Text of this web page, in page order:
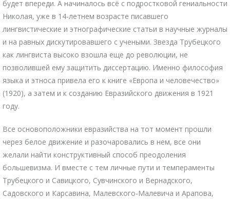
будет впереди. А начиналось всё с подростковой гениальности
Николая, уже в 14-летнем возрасте писавшего
лингвистические и этнографические статьи в научные журналы
и на равных дискутировавшего с учеными. Звезда Трубецкого
как лингвиста высоко взошла еще до революции, не
позволившей ему защитить диссертацию. Именно философия
языка и этноса привела его к книге «Европа и человечество»
(1920), а затем и к созданию Евразийского движения в 1921
году.
Все основоположники евразийства на тот момент прошли
через белое движение и разочаровались в нем, все они
желали найти конструктивный способ преодоления
большевизма. И вместе с тем личные пути и темпераменты
Трубецкого и Савицкого, Сувчинского и Вернадского,
Садовского и Карсавина, Малевского-Малевича и Арапова,